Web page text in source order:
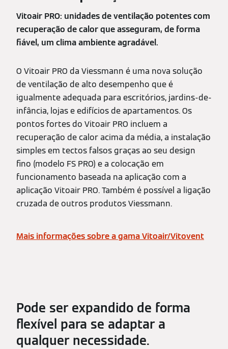
Vitoair PRO: unidades de ventilação potentes com
recuperação de calor que asseguram, de forma
fiável, um clima ambiente agradável.
O Vitoair PRO da Viessmann é uma nova solução
de ventilação de alto desempenho que é
igualmente adequada para escritórios, jardins-de-
infância, lojas e edifícios de apartamentos. Os
pontos fortes do Vitoair PRO incluem a
recuperação de calor acima da média, a instalação
simples em tectos falsos graças ao seu design
fino (modelo FS PRO) e a colocação em
funcionamento baseada na aplicação com a
aplicação Vitoair PRO. Também é possível a ligação
cruzada de outros produtos Viessmann.
Mais informações sobre a gama Vitoair/Vitovent
Pode ser expandido de forma
flexível para se adaptar a
qualquer necessidade.